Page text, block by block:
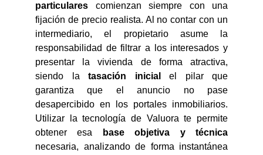
particulares comienzan siempre con una
fijación de precio realista. Al no contar con un
intermediario, el propietario asume la
responsabilidad de filtrar a los interesados y
presentar la vivienda de forma atractiva,
siendo la tasación inicial
el pilar que
garantiza que el anuncio no pase
desapercibido en los portales inmobiliarios.
Utilizar la tecnología de Valuora te permite
obtener esa
base objetiva
y técnica
necesaria, analizando de forma instantánea